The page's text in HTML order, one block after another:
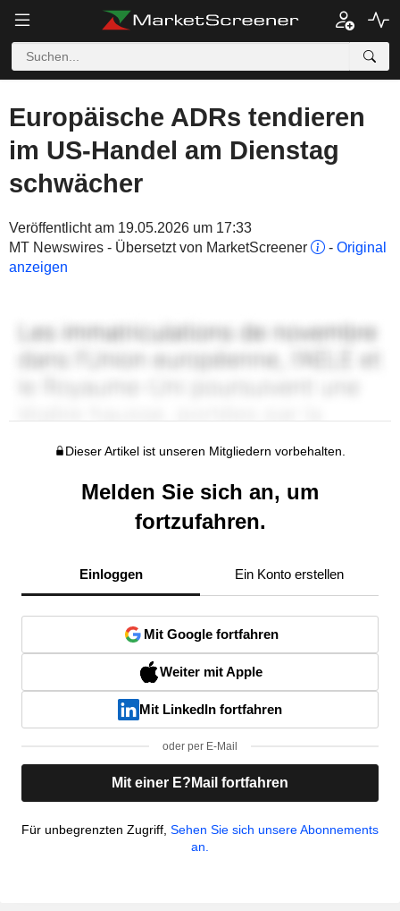
Europäische ADRs tendieren
im US-Handel am Dienstag
schwächer
Veröffentlicht am 19.05.2026 um 17:33
MT Newswires - Übersetzt von MarketScreener
- Original
anzeigen
Dieser Artikel ist unseren Mitgliedern vorbehalten.
Melden Sie sich an, um
fortzufahren.
Einloggen Ein Konto erstellen
Mit Google fortfahren
Weiter mit Apple
Mit LinkedIn fortfahren
oder per E-Mail
Mit einer E?Mail fortfahren
Für unbegrenzten Zugriff, Sehen Sie sich unsere Abonnements
an.